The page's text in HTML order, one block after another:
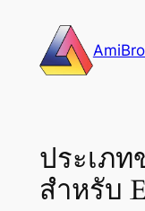
content
ประเภ
สำหรับ